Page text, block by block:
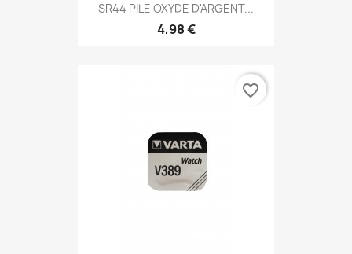
SR44 PILE OXYDE D'ARGENT...
4,98 €
favorite_border